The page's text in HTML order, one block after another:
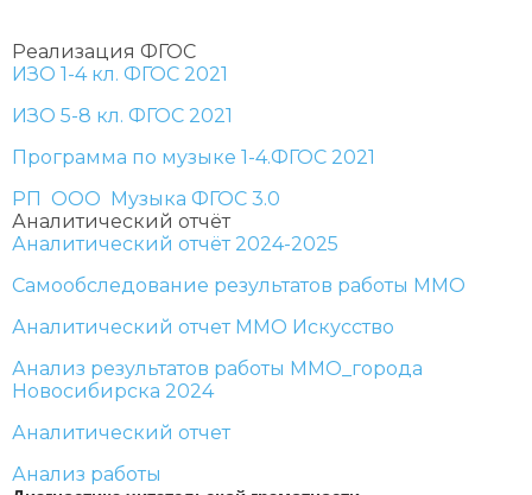
Реализация ФГОС
ИЗО 1-4 кл. ФГОС 2021
ИЗО 5-8 кл. ФГОС 2021
Программа по музыке 1-4.ФГОС 2021
РП ООО Музыка ФГОС 3.0
Аналитический отчёт
Аналитический отчёт 2024-2025
Самообследование результатов работы ММО
Аналитический отчет ММО Искусство
Анализ результатов работы ММО_города
Новосибирска 2024
Аналитический отчет
Анализ работы